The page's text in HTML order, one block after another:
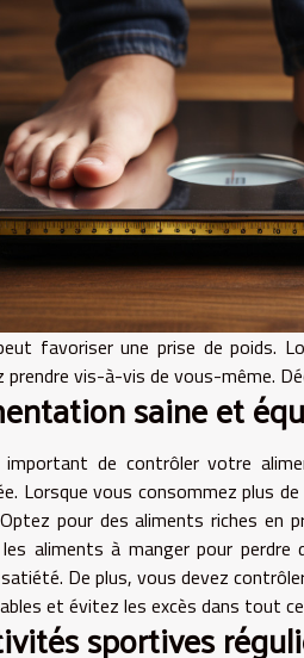
favoriser une prise de poids.
vis-à-vis de vous-même.
saine et
de contrôler votre
Lorsque vous consommez plus
pour des aliments riches en
aliments à manger pour
De plus, vous devez
et évitez les excès dans tout
sportives